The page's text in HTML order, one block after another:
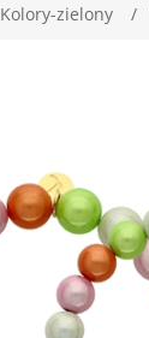
Kolory-zielony /